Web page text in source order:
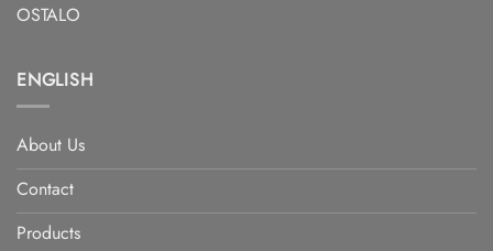
OSTALO
ENGLISH
About Us
Contact
Products